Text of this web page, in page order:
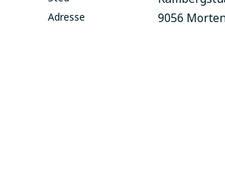
Adresse 9056